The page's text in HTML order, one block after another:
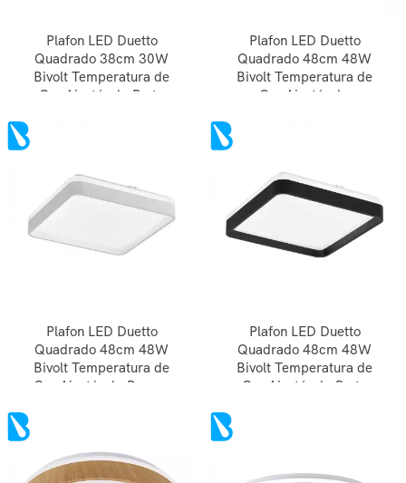
Plafon LED Duetto
Quadrado 38cm 30W
Bivolt Temperatura de
Cor Ajustável - Preto
Plafon LED Duetto
Quadrado 48cm 48W
Bivolt Temperatura de
Cor Ajustável -
Plafon LED Duetto
Quadrado 48cm 48W
Bivolt Temperatura de
Cor Ajustável - Branco
Plafon LED Duetto
Quadrado 48cm 48W
Bivolt Temperatura de
Cor Ajustável - Preto